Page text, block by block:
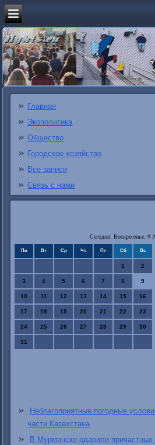
Главная
Экополитика
Общество
Городское хозяйство
Все записи
Связь с нами
Сегодня: Воскресенье, 9
Пн Вт Ср Чт Пт Сб Вс
1 2
3 4 5 6 7 8 9
10 11 12 13 14 15 16
17 18 19 20 21 22 23
24 25 26 27 28 29 30
31
Неблагоприятные погодные
части Казахстана
В Мурманске одарили